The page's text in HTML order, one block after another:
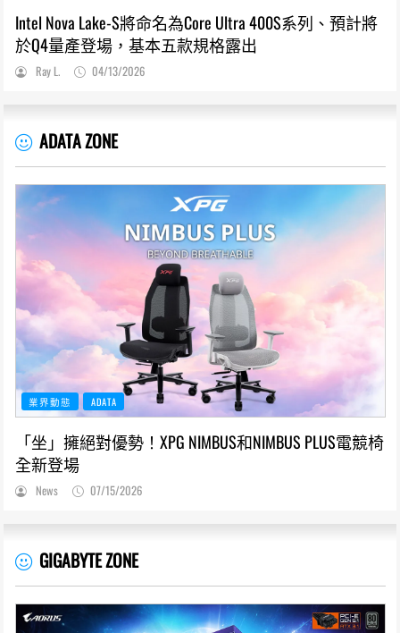
Intel Nova Lake-S將命名為Core Ultra 400S系列、預計將
於Q4量產登場，基本五款規格露出
Ray L. 04/13/2026
ADATA ZONE
業界動態 ADATA
「坐」擁絕對優勢！XPG NIMBUS和NIMBUS PLUS電競椅
全新登場
News 07/15/2026
GIGABYTE ZONE